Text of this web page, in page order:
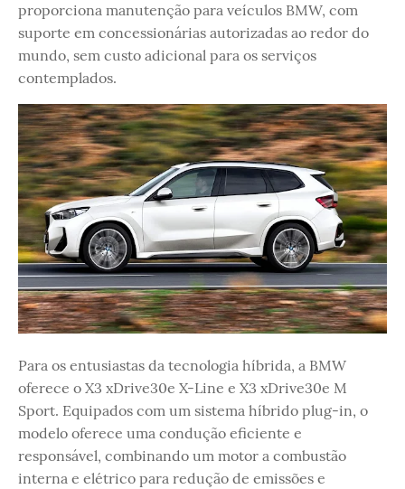
proporciona manutenção para veículos BMW, com
suporte em concessionárias autorizadas ao redor do
mundo, sem custo adicional para os serviços
contemplados.
Para os entusiastas da tecnologia híbrida, a BMW
oferece o X3 xDrive30e X-Line e X3 xDrive30e M
Sport. Equipados com um sistema híbrido plug-in, o
modelo oferece uma condução eficiente e
responsável, combinando um motor a combustão
interna e elétrico para redução de emissões e